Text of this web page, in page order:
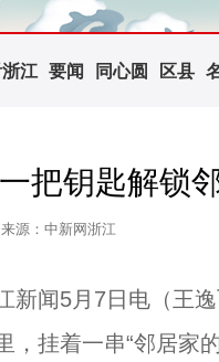
江 要闻 同心圆 区县
把钥匙解锁
来源：中新网浙江
闻5月7日电（王逸
，挂着一串“邻居家